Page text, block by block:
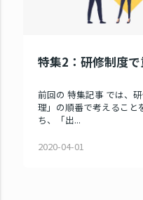
特集2：研修制度
前回の 特集記事 では、
理」の順番で考えること
ち、「出...
2020-04-01